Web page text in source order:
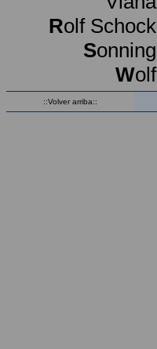
Rolf Schock
Sonning
Wolf
::Volver arriba::